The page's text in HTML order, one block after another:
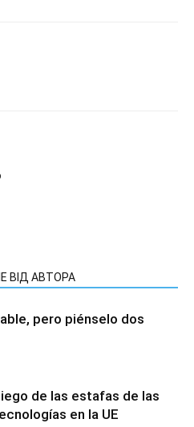
ВІД АВТОРА
pero piénselo dos
de las estafas de las
en la UE